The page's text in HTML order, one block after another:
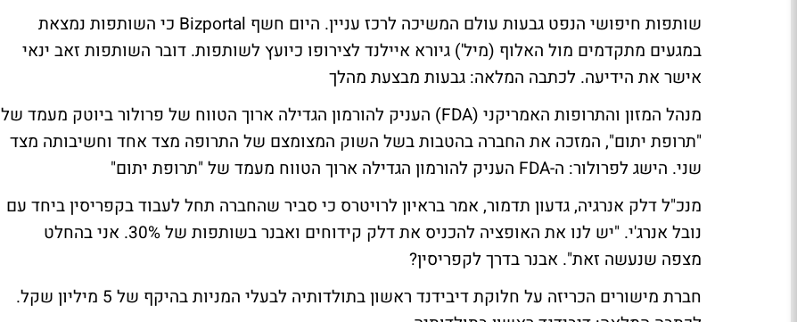
שותפות חיפושי הנפט גבעות עולם המשיכה לרכז עניין. היום חשף Bizportal כי השותפות נמצאת
במגעים מתקדמים מול האלוף (מיל') גיורא איילנד לצירופו כיועץ לשותפות. דובר השותפות זאב ינאי
אישר את הידיעה. לכתבה המלאה: גבעות מבצעת מהלך
מנהל המזון והתרופות האמריקני (FDA) העניק להורמון הגדילה ארוך הטווח של פרולור ביוטק מעמד של
"תרופת יתום", המזכה את החברה בהטבות בשל השוק המצומצם של התרופה מצד אחד וחשיבותה מצד
שני. הישג לפרולור: ה-FDA העניק להורמון הגדילה ארוך הטווח מעמד של "תרופת יתום"
מנכ"ל דלק אנרגיה, גדעון תדמור, אמר בראיון לרויטרס כי סביר שהחברה תחל לעבוד בקפריסין ביחד עם
נובל אנרג'י. "יש לנו את האופציה להכניס את דלק קידוחים ואבנר בשותפות של 30%. אני בהחלט
מצפה שנעשה זאת". אבנר בדרך לקפריסין?
חברת מישורים הכריזה על חלוקת דיבידנד ראשון בתולדותיה לבעלי המניות בהיקף של 5 מיליון שקל.